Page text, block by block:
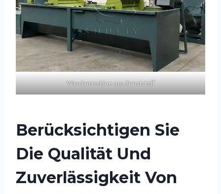
Waschmaschine aus Kunststoff
Berücksichtigen Sie
Die Qualität Und
Zuverlässigkeit Von